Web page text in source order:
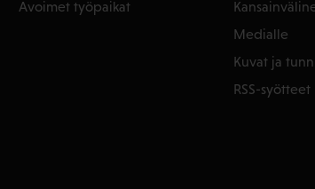
Avoimet työpaikat
Medialle
Kuvat ja
RSS-syötteet